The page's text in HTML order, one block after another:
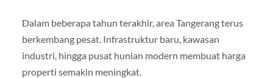
Dalam beberapa tahun terakhir, area Tangerang terus
berkembang pesat. Infrastruktur baru, kawasan
industri, hingga pusat hunian modern membuat harga
properti semakin meningkat.